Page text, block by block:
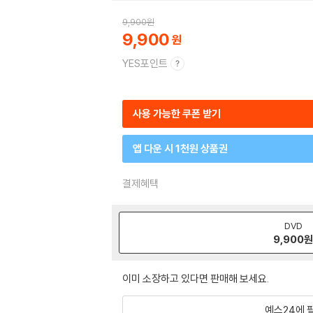
9,900원
9,900
YES포인트
사용 가능한 쿠폰 받기
앱 다운 시 1천원 상품권
결제혜택
DVD
9,900원
이미 소장하고 있다면 판매해 보세요.
예스24에